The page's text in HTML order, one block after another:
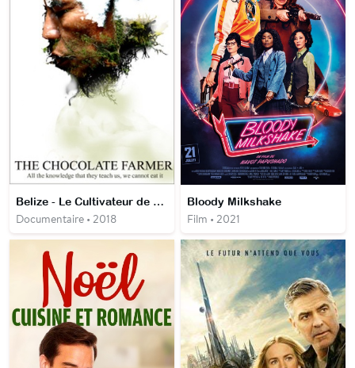
Belize - Le Cultivateur de cacao
Documentaire • 2018
Bloody Milkshake
Film • 2021